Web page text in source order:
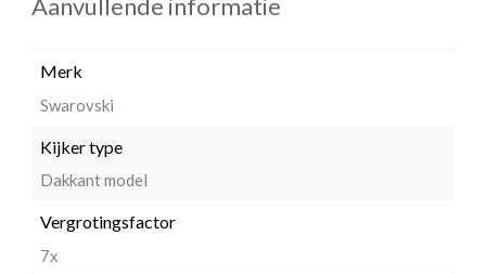
Aanvullende informatie
Merk
Swarovski
Kijker type
Dakkant model
Vergrotingsfactor
7x